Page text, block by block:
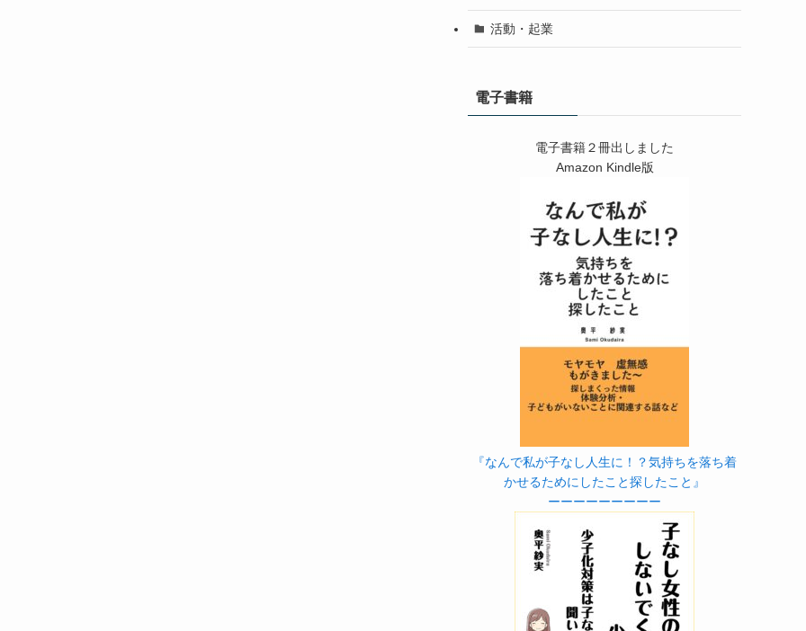
活動・起業
電子書籍
電子書籍２冊出しました
Amazon Kindle版
『なんで私が子なし人生に！？気持ちを落ち着
かせるためにしたこと探したこと』
ーーーーーーーーー